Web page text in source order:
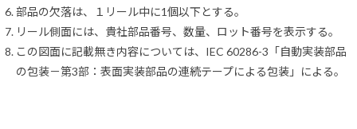
部品の欠落は、１リール中に1個以下とする。
リール側面には、貴社部品番号、数量、ロット番号を表示する。
この図面に記載無き内容については、IEC 60286-3「自動実装部品
の包装－第3部：表面実装部品の連続テープによる包装」による。